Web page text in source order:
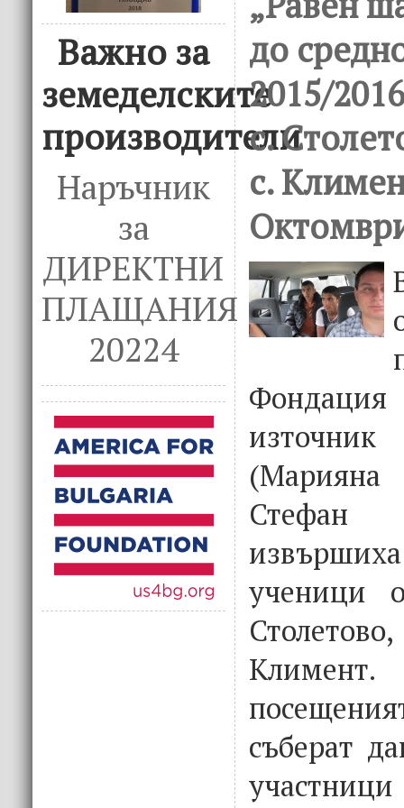
Важно за
земеделските
производители
Наръчник
за
ДИРЕКТНИ
ПЛАЩАНИЯ
20224
до
2015/
с.
с.
ученици
съберат